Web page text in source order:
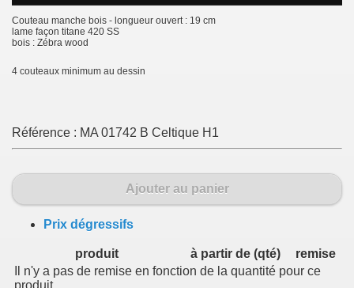
Couteau manche bois - longueur ouvert : 19 cm
lame façon titane 420 SS
bois : Zébra wood
4 couteaux minimum au dessin
Référence : MA 01742 B Celtique H1
Ajouter au panier
Prix dégressifs
produit à partir de (qté)
remise
Il n'y a pas de remise en fonction de la quantité pour ce
produit.